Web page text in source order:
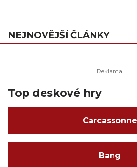
NEJNOVĚJŠÍ ČLÁNKY
Top deskové hry
Carcassonne
Bang